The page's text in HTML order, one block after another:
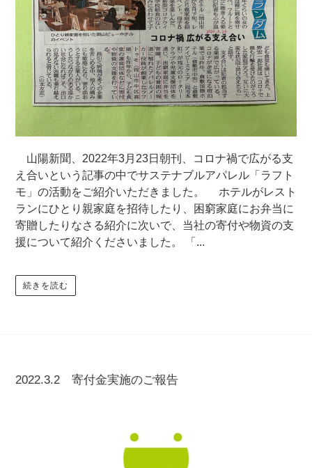
山陽新聞、2022年3月23日朝刊、コロナ禍で広がる支
え合いという記事の中でサステナブルアパレル「ラフト
モ」の活動をご紹介いただきました。 ホテルがレスト
ランにひとり親家庭を招待したり、困窮家庭にお弁当に
寄贈したりなさる紹介に次いで、当社の寄付や物資の支
援について紹介くださいました。 「...
続きを読む
2022.3.2 寄付金実施のご報告